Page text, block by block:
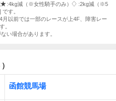
:4kg減（※女性騎手のみ）
:2kg減（※5
す。
以前では一部のレースが上4F、障害レー
。
い場合があります。
函館競馬場